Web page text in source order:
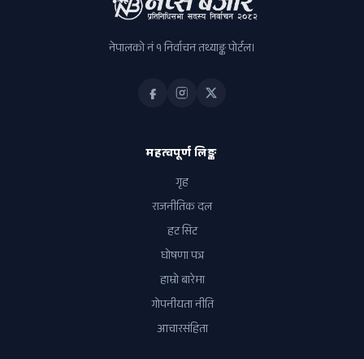
नेपालको नं १ निर्वाचन तथ्याङ्क पोर्टल।
महत्वपूर्ण लिङ्क
गृह
राजनीतिक दल
हट सिट
घोषणा पत्र
हाम्रो बारेमा
गोपनीयता नीति
आचारसंहिता